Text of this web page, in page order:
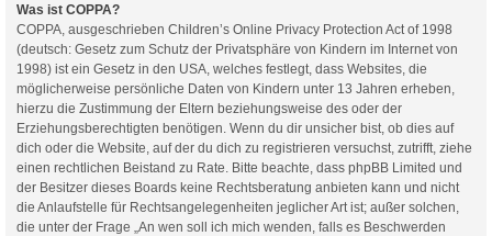
Was ist COPPA?
COPPA, ausgeschrieben Children’s Online Privacy Protection Act of 1998
(deutsch: Gesetz zum Schutz der Privatsphäre von Kindern im Internet von
1998) ist ein Gesetz in den USA, welches festlegt, dass Websites, die
möglicherweise persönliche Daten von Kindern unter 13 Jahren erheben,
hierzu die Zustimmung der Eltern beziehungsweise des oder der
Erziehungsberechtigten benötigen. Wenn du dir unsicher bist, ob dies auf
dich oder die Website, auf der du dich zu registrieren versuchst, zutrifft, ziehe
einen rechtlichen Beistand zu Rate. Bitte beachte, dass phpBB Limited und
der Besitzer dieses Boards keine Rechtsberatung anbieten kann und nicht
die Anlaufstelle für Rechtsangelegenheiten jeglicher Art ist; außer solchen,
die unter der Frage „An wen soll ich mich wenden, falls es Beschwerden